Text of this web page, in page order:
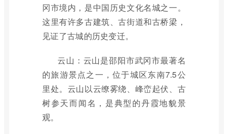
冈市境内，是中国历史文化名城之一。
这里有许多古建筑、古街道和古桥梁，
见证了古城的历史变迁。
云山：云山是邵阳市武冈市最著名
的旅游景点之一，位于城区东南7.5公
里处。云山以云缭雾绕、峰峦起伏、古
树参天而闻名，是典型的丹霞地貌景
观。